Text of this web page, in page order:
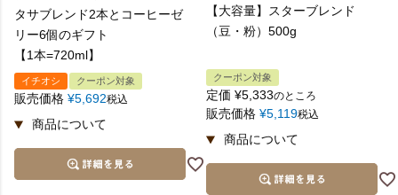
タサブレンド2本とコーヒーゼ
リー6個のギフト
【1本=720ml】
イチオシ クーポン対象
販売価格 ¥5,692税込
【大容量】スターブレンド
（豆・粉）500g
クーポン対象
定価 ¥5,333のところ
販売価格 ¥5,119税込